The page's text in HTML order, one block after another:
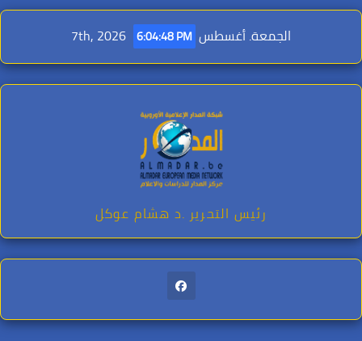
Skip
content
الجمعة. أغسطس 7th, 2026 6:04:49 PM
رئيس التحرير .د هشام عوكل